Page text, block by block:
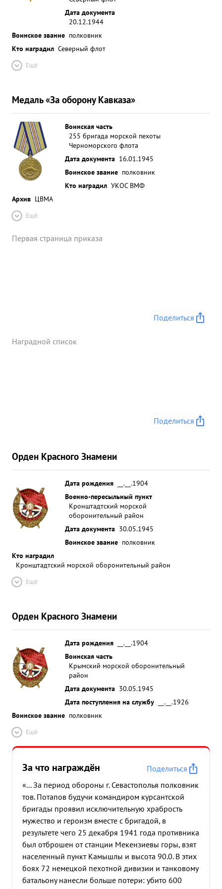
Дата документа
20.12.1944
Воинское звание полковник
Кто наградил Северный флот
Ещё
Медаль «За оборону Кавказа»
Воинская часть
255 бригада морской пехоты
Черноморского флота
Дата документа 16.01.1945
Воинское звание полковник
Кто наградил УКОС ВМФ
Архив ЦВМА
Ещё
Первая страница приказа
Поделиться
Наградной список
Поделиться
Орден Красного Знамени
Дата рождения
__.__.1904
Военно-пересыльный пункт
Кронштадтский морской
оборонительный район
Дата документа 30.05.1945
Воинское звание полковник
Кто наградил
Кронштадтский морской оборонительный район
Ещё
Орден Красного Знамени
Дата рождения
__.__.1904
Воинская часть
Крымский морской оборонительный
район
Дата документа 30.05.1945
Дата поступления на службу
__.__.1926
Воинское звание полковник
Ещё
За что награждён
Поделиться
«... За период обороны г. Севастополья полковник
тов. Потапов будучи командиром курсантской
бригады проявил исключительную храбрость
мужество и героизм вместе с бригадой, в
результете чего 25 декабря 1941 года противника
был отброшен от станции Мекензиевы горы, взят
населенный пункт Камышлы и высота 90.0. В этих
боях 72 немецкой пехотной дивизии и танковому
батальону нанесли больше потери: убито 600